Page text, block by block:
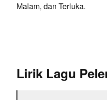
Malam, dan Terluka.
Lirik Lagu